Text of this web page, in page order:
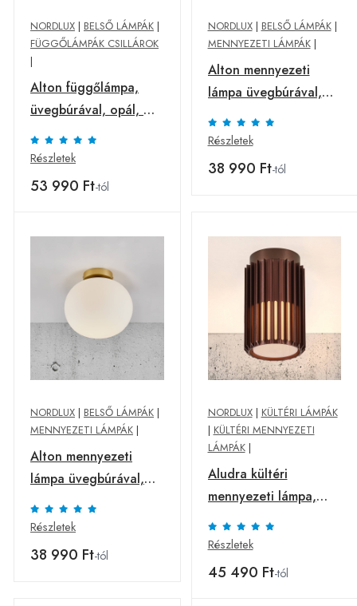
NORDLUX | BELSŐ LÁMPÁK |
FÜGGŐLÁMPÁK CSILLÁROK
|
Alton függőlámpa,
üvegbúrával, opál, Ø
35 cm
Részletek
53 990 Ft-tól
NORDLUX| BELSŐ LÁMPÁK|
MENNYEZETI LÁMPÁK|
Alton mennyezeti
lámpa üvegbúrával,
fekete/füst
Részletek
38 990 Ft-tól
NORDLUX | BELSŐ LÁMPÁK |
MENNYEZETI LÁMPÁK |
Alton mennyezeti
lámpa üvegbúrával,
sárgaréz/opal
Részletek
38 990 Ft-tól
NORDLUX| KÜLTÉRI LÁMPÁK
| KÜLTÉRI MENNYEZETI
LÁMPÁK|
Aludra kültéri
mennyezeti lámpa,
Seaside metál barna
Részletek
45 490 Ft-tól